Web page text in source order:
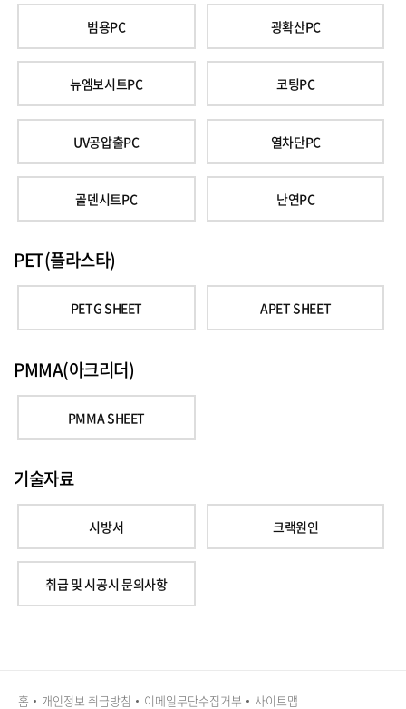
범용PC 광확산PC
뉴엠보시트PC 코팅PC
UV공압출PC 열차단PC
골덴시트PC 난연PC
PET(플라스타)
PETG SHEET APET SHEET
PMMA(아크리더)
PMMA SHEET
기술자료
시방서 크랙원인
취급 및 시공시 문의사항
홈 개인정보 취급방침 이메일무단수집거부 사이트맵